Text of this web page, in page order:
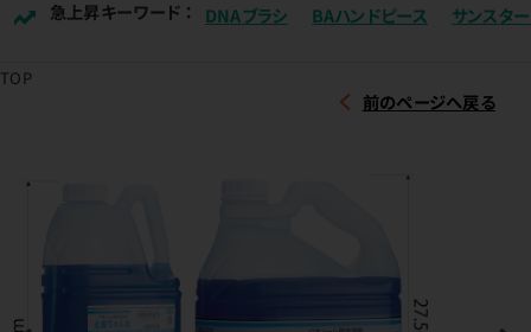
急上昇キーワード ： DNAブラシ BAハンドピース サンスター
TOP
前のページへ戻る